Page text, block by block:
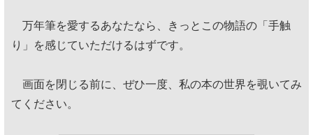
万年筆を愛するあなたなら、きっとこの物語の「手触
り」を感じていただけるはずです。
画面を閉じる前に、ぜひ一度、私の本の世界を覗いてみ
てください。